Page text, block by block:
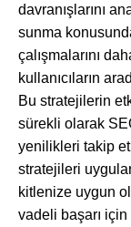
davranışlarını
sunma
çalışmalarını
kullanıcıların
Bu stratejilerin
sürekli olarak
yenilikleri takip
stratejileri
kitlenize uygun
vadeli başarı